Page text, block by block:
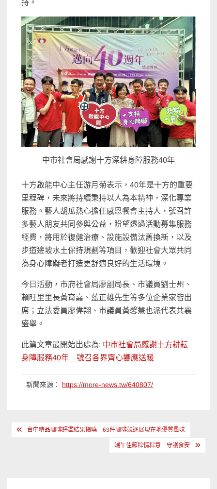
持。
中市社會局感謝十方深耕身障服務40年
十方啟能中心主任游月菊表示，40年是十方的重要
里程碑，未來將持續秉持以人為本精神，深化專業
服務。藝人胡瓜熱心擔任感恩餐會主持人，號召許
多藝人朋友共同參與公益，盼望透過活動募集服務
經費，將用於復健治療、設施設備汰舊換新，以及
步道邊坡水土保持規劃等項目，歡迎社會大眾共同
為身心障礙者打造更舒適良好的生活環境。
今日活動，市府社會局廖副局長、市議員劉士州、
賴旺里里長黃育嘉、藍正雄先生等多位企業家皆出
席；立法委員廖偉翔、市議員黃馨慧也派代表共襄
盛舉。
此篇文章最開始出處為: 中市社會局感謝十方耕耘
身障服務40年 號召各界齊心響應送暖
新聞來源： https://more-news.tw/640807/
文 台中精品咖啡評鑑結果揭曉 63件咖啡競逐展現在地優質風味
端午佳節粽情粽意 守護食安